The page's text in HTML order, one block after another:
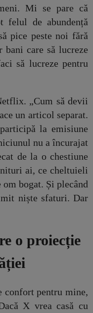
Mi se pare că
felul de abundență
pice peste noi fără
bani care să lucreze
să lucreze pentru
„Cum să devii
un articol separat.
la emisiune
nu a încurajat
de la o chestiune
ai, ce cheltuieli
bogat. Și plecând
niște sfaturi. Dar
o proiecție
confort pentru mine,
X vrea casă cu